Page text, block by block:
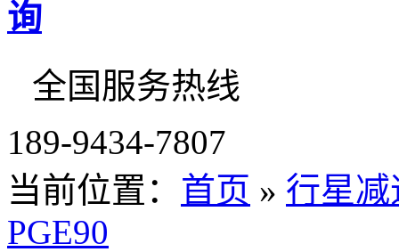
全国服务热线
189-9434-7807
当前位置： 首页 » 行星减
PGE90